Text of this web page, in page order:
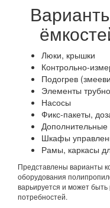
Люки, крышки
Контрольно-
Подогрев
Элементы
Насосы
Фикс-пакеты,
Дополнительные
Шкафы
Рамы, каркасы
Представлены варианты
оборудования
варьируется и может
потребностей.